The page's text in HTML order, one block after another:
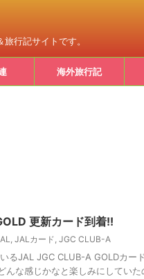
行記サイトです。
海外旅行記
更新カード到着!!
, JALカード, JGC CLUB-A
るJAL JGC CLUB-A GOLDカー
んな感じかなと楽しみにしてい